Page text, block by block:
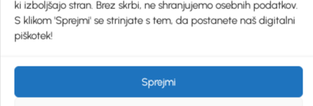
ki izboljšajo stran. Brez skrbi, ne shranjujemo osebnih podatkov.
S klikom 'Sprejmi' se strinjate s tem, da postanete naš digitalni
piškotek!
Sprejmi